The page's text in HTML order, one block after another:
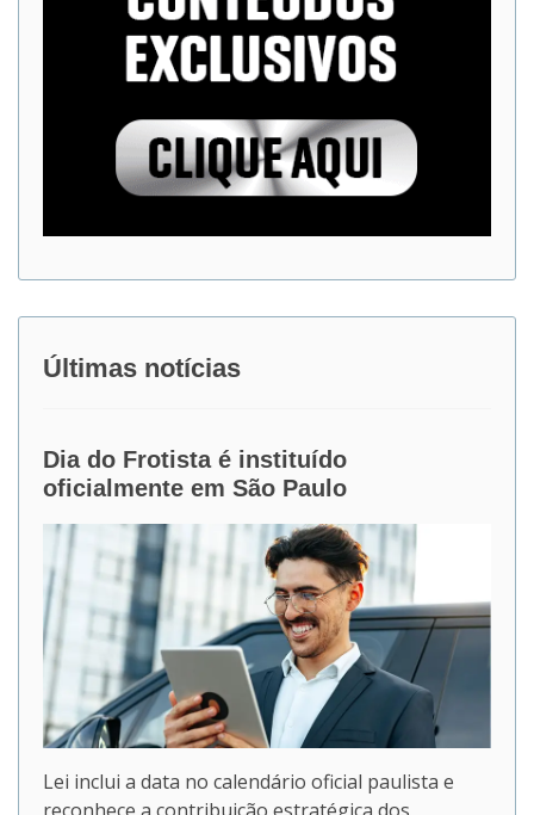
Últimas notícias
Dia do Frotista é instituído
oficialmente em São Paulo
Lei inclui a data no calendário oficial paulista e